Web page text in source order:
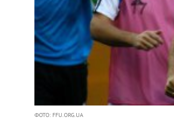
ФОТО: FFU.ORG.UA